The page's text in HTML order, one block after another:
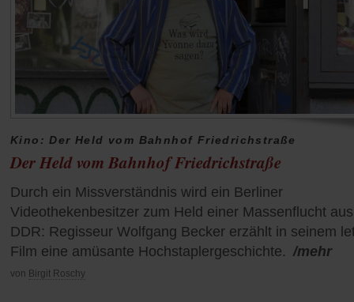
Kino: Der Held vom Bahnhof Friedrichstraße
Der Held vom Bahnhof Friedrichstraße
Durch ein Missverständnis wird ein Berliner
Videothekenbesitzer zum Held einer Massenflucht
DDR: Regisseur Wolfgang Becker erzählt in seinem
Film eine amüsante Hochstaplergeschichte. /mehr
von Birgit Roschy